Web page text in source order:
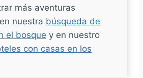
más aventuras
nuestra búsqueda de
el bosque y en nuestro
con casas en los